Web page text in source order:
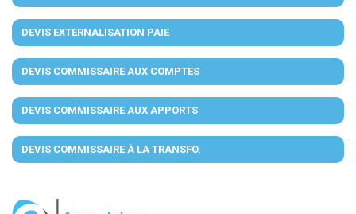
DEVIS EXTERNALISATION PAIE
DEVIS COMMISSAIRE AUX COMPTES
DEVIS COMMISSAIRE AUX APPORTS
DEVIS COMMISSAIRE À LA TRANSFO.